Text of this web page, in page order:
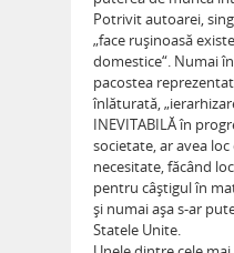
Potrivit autoarei,
„face ruşinoasă
domestice“. Numai
pacostea
înlăturată,
INEVITABILĂ în
societate, ar avea loc
necesitate, făcând
pentru câştigul în
şi numai aşa s-ar
Statele Unite.